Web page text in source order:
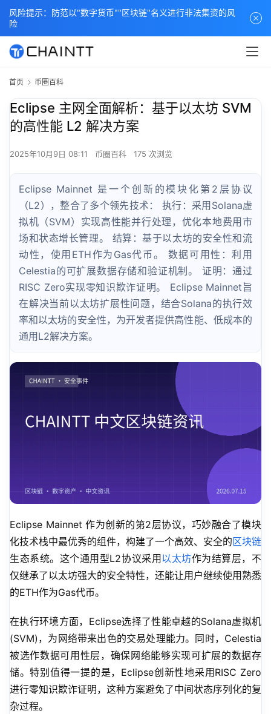
首页 币圈百科
Eclipse 主网全面解析：基于以太坊 SVM
的高性能 L2 解决方案
2025年10月9日 08:11 币圈百科 175 次浏览
Eclipse Mainnet 是一个创新的模块化第2层协议
（L2），整合了多个领先技术： 执行：采用Solana虚
拟机（SVM）实现高性能并行处理，优化本地费用市
场和状态增长管理。 结算：基于以太坊的安全性和流
动性，使用ETH作为Gas代币。 数据可用性：利用
Celestia的可扩展数据存储和验证机制。 证明：通过
RISC Zero实现零知识欺诈证明。 Eclipse Mainnet旨
在解决当前以太坊扩展性问题，结合Solana的执行效
率和以太坊的安全性，为开发者提供高性能、低成本的
通用L2解决方案。
Eclipse Mainnet 作为创新的第2层协议，巧妙融合了模块
化技术栈中最优秀的组件，构建了一个高效、安全的区块链
生态系统。这个通用型L2协议采用 以太坊作为结算层，不
仅继承了以太坊强大的安全特性，还能让用户继续使用熟悉
的ETH作为Gas代币。
在执行环境方面，Eclipse选择了性能卓越的Solana虚拟机
(SVM)，为网络带来出色的交易处理能力。同时，Celestia
被选作数据可用性层，确保网络能够实现可扩展的数据存
储。特别值得一提的是，Eclipse创新性地采用RISC Zero
进行零知识欺诈证明，这种方案避免了中间状态序列化的复
杂过程。
风险提示：防范以"数字货币""区块链"名义进行非法集资的风
险